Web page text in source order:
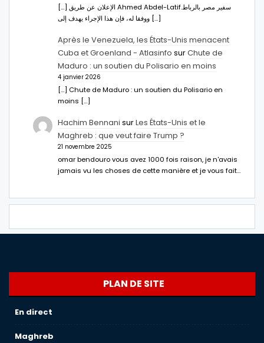
[…] الإعلان عن طريق Ahmed Abdel-Latifسفير مصر بالرباط.
ووفقا له، فإن هذا الإجراء يهدف إلى […]
Après le Venezuela, les États-Unis menacent
Cuba et Groenland - Atlasinfo surChute de
Maduro : un soutien du Polisario en moins
4 janvier 2026
[…] Chute de Maduro : un soutien du Polisario en
moins […]
Hachim Bennani surLes États-Unis et le
Maghreb : que veut faire Trump ?
21 novembre 2025
omar bendouro vous avez 1000 fois raison, je n'avais
jamais vu les choses de cette manière et je vous fait…
PLAN DE SITE
En direct
Maghreb